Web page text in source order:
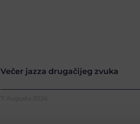
Večer jazza drugačijeg zvuka
7. Augusta 2026.